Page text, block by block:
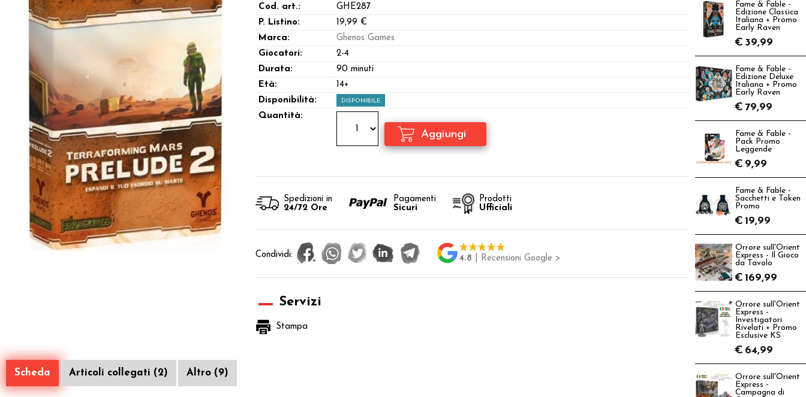
Cod. art.:
GHE287
P. Listino:
19,99 €
Marca:
Ghenos Games
Giocatori:
2-4
Durata:
90 minuti
Età:
14+
Disponibilità:
DISPONIBILE
Quantità:
Spedizioni in
24/72 Ore
Pagamenti
Sicuri
Prodotti
Ufficiali
Condividi: 4.8 | Recensioni Google >
Servizi
Stampa
Scheda Articoli collegati (2) Altro (9)
Fame & Fable -
Edizione Classica
Italiana + Promo
Early Raven
€ 39,99
Fame & Fable -
Edizione Deluxe
Italiana + Promo
Early Raven
€ 79,99
Fame & Fable -
Pack Promo
Leggende
€ 9,99
Fame & Fable -
Sacchetti e Token
Promo
€ 19,99
Orrore sull'Orient
Express - Il Gioco
da Tavolo
€ 169,99
Orrore sull'Orient
Express -
Investigatori
Rivelati + Promo
Esclusive KS
€ 64,99
Orrore sull'Orient
Express -
Campagna di